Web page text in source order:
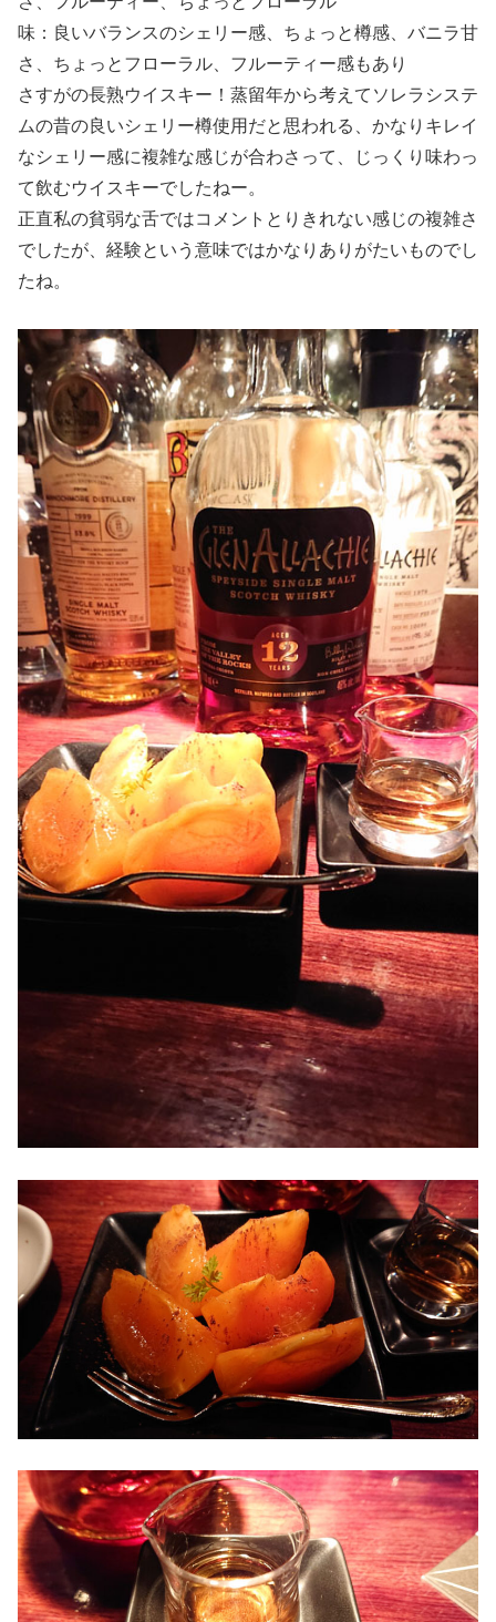
味：良いバランスのシェリー感、ちょっと樽感、バニラ甘
さ、ちょっとフローラル、フルーティー感もあり
さすがの長熟ウイスキー！蒸留年から考えてソレラシステ
ムの昔の良いシェリー樽使用だと思われる、かなりキレイ
なシェリー感に複雑な感じが合わさって、じっくり味わっ
て飲むウイスキーでしたねー。
正直私の貧弱な舌ではコメントとりきれない感じの複雑さ
でしたが、経験という意味ではかなりありがたいものでし
たね。